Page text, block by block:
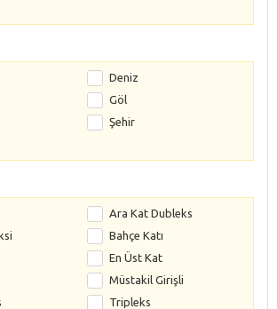
Deniz
Göl
Şehir
Ara Kat Dubleks
Bahçe Katı
En Üst Kat
Müstakil Girişli
Tripleks